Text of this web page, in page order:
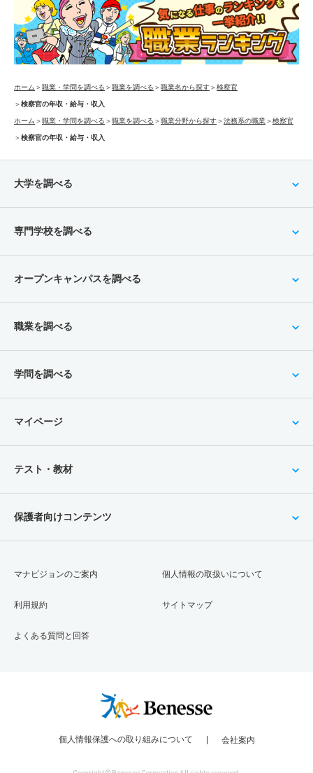
ホーム ＞職業・学問を調べる ＞職業を調べる ＞職業名から探す＞検察官
＞検察官の年収・給与・収入
ホーム ＞職業・学問を調べる ＞職業を調べる ＞職業分野から探す＞法務系の職業＞検察官
＞検察官の年収・給与・収入
大学を調べる
専門学校を調べる
オープンキャンパスを調べる
職業を調べる
学問を調べる
マイページ
テスト・教材
保護者向けコンテンツ
マナビジョンのご案内
利用規約
よくある質問と回答
個人情報の取扱いについて
サイトマップ
個人情報保護への取り組みについて 会社案内